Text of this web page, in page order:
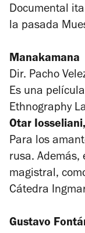
Documental
la pasada
Manakamana
Dir. Pacho
Es una
Ethnography
Otar
Para los
rusa. Además,
magistral,
Cátedra
Gustavo